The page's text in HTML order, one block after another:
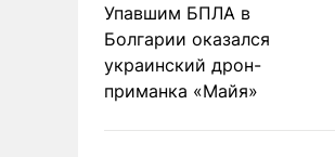
Упавшим БПЛА в
Болгарии оказался
украинский дрон-
приманка «Майя»